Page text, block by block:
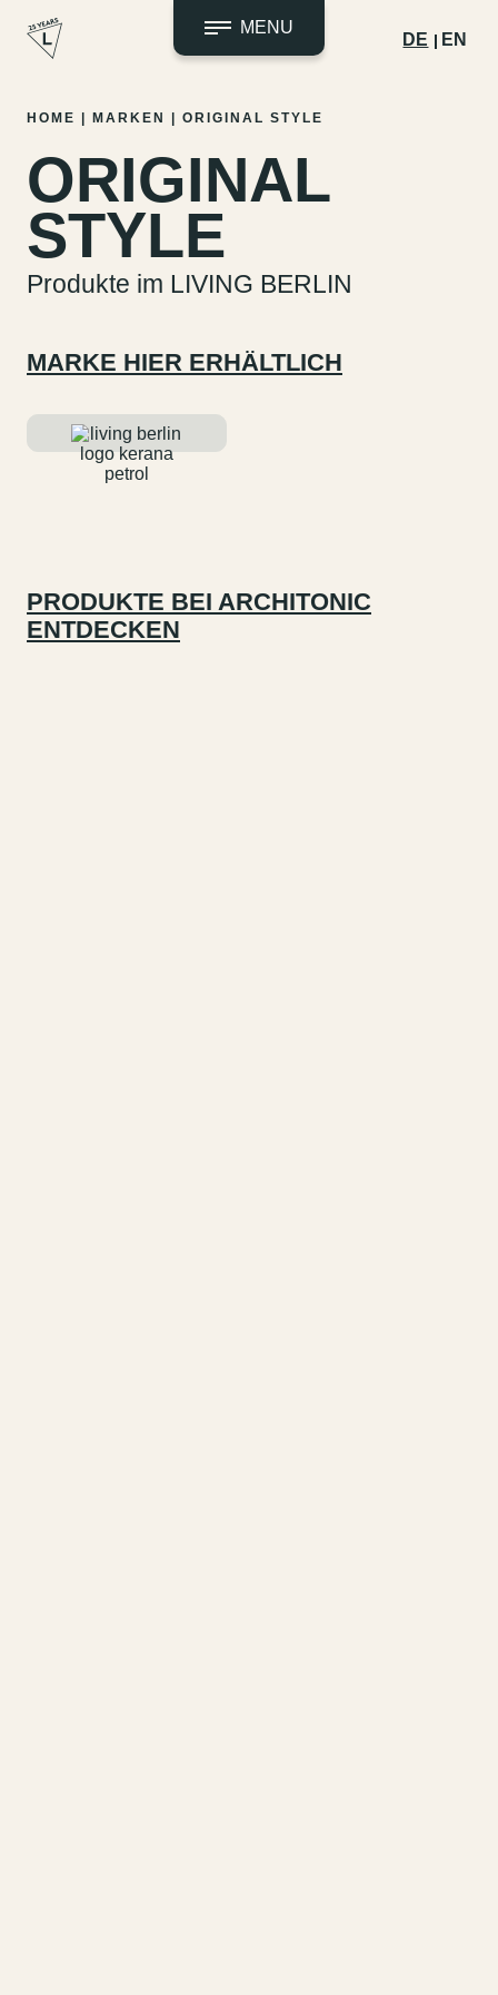
Zum
springen
MENU
DE EN
HOME MARKEN ORIGINAL STYLE
ORIGINAL
STYLE
Produkte im LIVING BERLIN
MARKE HIER ERHÄLTLICH
PRODUKTE BEI ARCHITONIC
ENTDECKEN